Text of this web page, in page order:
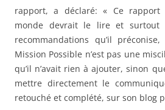
rapport, a déclaré: « Ce
monde devrait le lire et
recommandations qu’il
Mission Possible n’est pas une
qu’il n’avait rien à ajouter, sinon
mettre directement le
retouché et complété, sur son blog